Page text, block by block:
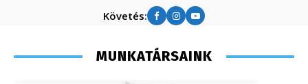
Követés:
MUNKATÁRSAINK